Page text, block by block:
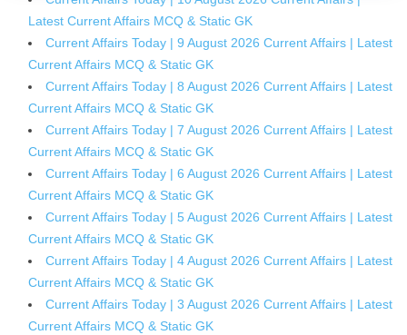
Latest Current Affairs MCQ & Static GK
Current Affairs Today | 9 August 2026 Current Affairs | Latest
Current Affairs MCQ & Static GK
Current Affairs Today | 8 August 2026 Current Affairs | Latest
Current Affairs MCQ & Static GK
Current Affairs Today | 7 August 2026 Current Affairs | Latest
Current Affairs MCQ & Static GK
Current Affairs Today | 6 August 2026 Current Affairs | Latest
Current Affairs MCQ & Static GK
Current Affairs Today | 5 August 2026 Current Affairs | Latest
Current Affairs MCQ & Static GK
Current Affairs Today | 4 August 2026 Current Affairs | Latest
Current Affairs MCQ & Static GK
Current Affairs Today | 3 August 2026 Current Affairs | Latest
Current Affairs MCQ & Static GK